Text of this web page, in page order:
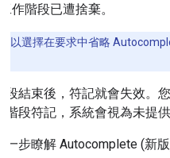
工作階段已遭捨棄。
可以選擇在要求中省略
段結束後，符記就會失效。
階段符記，系統會視為未提
一步瞭解 Autocomplete (新